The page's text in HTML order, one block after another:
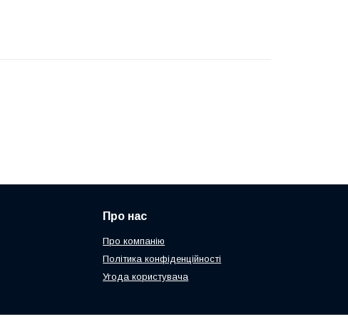
Про нас
Про компанію
Політика конфіденційності
Угода користувача